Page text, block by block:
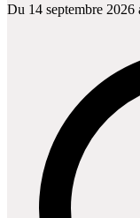
Du 14 septembre